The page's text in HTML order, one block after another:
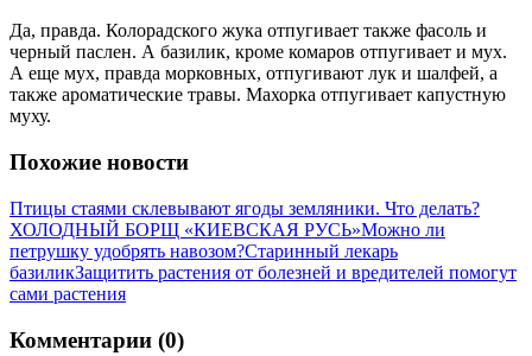
Да, правда. Колорадского жука отпугивает также фасоль и
черный паслен. А базилик, кроме комаров отпугивает и мух.
А еще мух, правда морковных, отпугивают лук и шалфей, а
также ароматические травы. Махорка отпугивает капустную
муху.
Похожие новости
Птицы стаями склевывают ягоды земляники. Что делать?
ХОЛОДНЫЙ БОРЩ «КИЕВСКАЯ РУСЬ»Можно ли
петрушку удобрять навозом?Старинный лекарь
базиликЗащитить растения от болезней и вредителей помогут
сами растения
Комментарии (0)